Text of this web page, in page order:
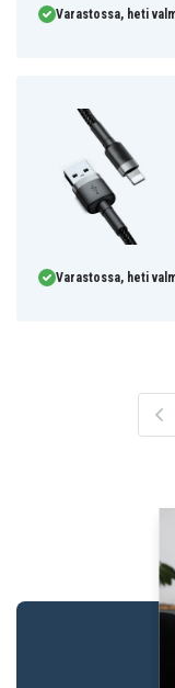
Varastossa, heti
Varastossa, heti